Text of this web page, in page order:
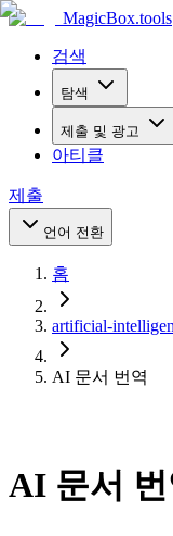
MagicBox.tools
검색
탐색
제출 및 광고
아티클
제출
언어 전환
홈
artificial-
AI 문서 번역
AI 문서 번